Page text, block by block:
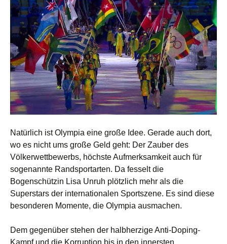
Natürlich ist Olympia eine große Idee. Gerade auch dort,
wo es nicht ums große Geld geht: Der Zauber des
Völkerwettbewerbs, höchste Aufmerksamkeit auch für
sogenannte Randsportarten. Da fesselt die
Bogenschützin Lisa Unruh plötzlich mehr als die
Superstars der internationalen Sportszene. Es sind diese
besonderen Momente, die Olympia ausmachen.
Dem gegenüber stehen der halbherzige Anti-Doping-
Kampf und die Korruption bis in den innersten